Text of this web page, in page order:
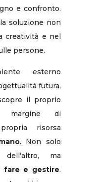
e confronto.
soluzione non
creatività e nel
persone.
esterno
futura,
il proprio
margine di
risorsa
. Non solo
dell’altro, ma
fare e gestire.